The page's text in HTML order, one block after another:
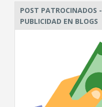
POST PATROCINADOS -
PUBLICIDAD EN BLOGS